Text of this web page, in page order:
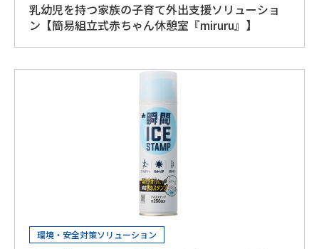
乳幼児を持つ家族の子育て外出支援ソリューショ
ン【簡易組立式赤ちゃん休憩室『miruru』】
環境・安全対策ソリューション